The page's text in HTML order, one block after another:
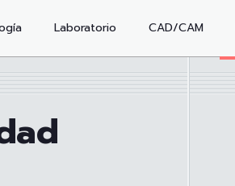
Laboratorio CAD/CAM